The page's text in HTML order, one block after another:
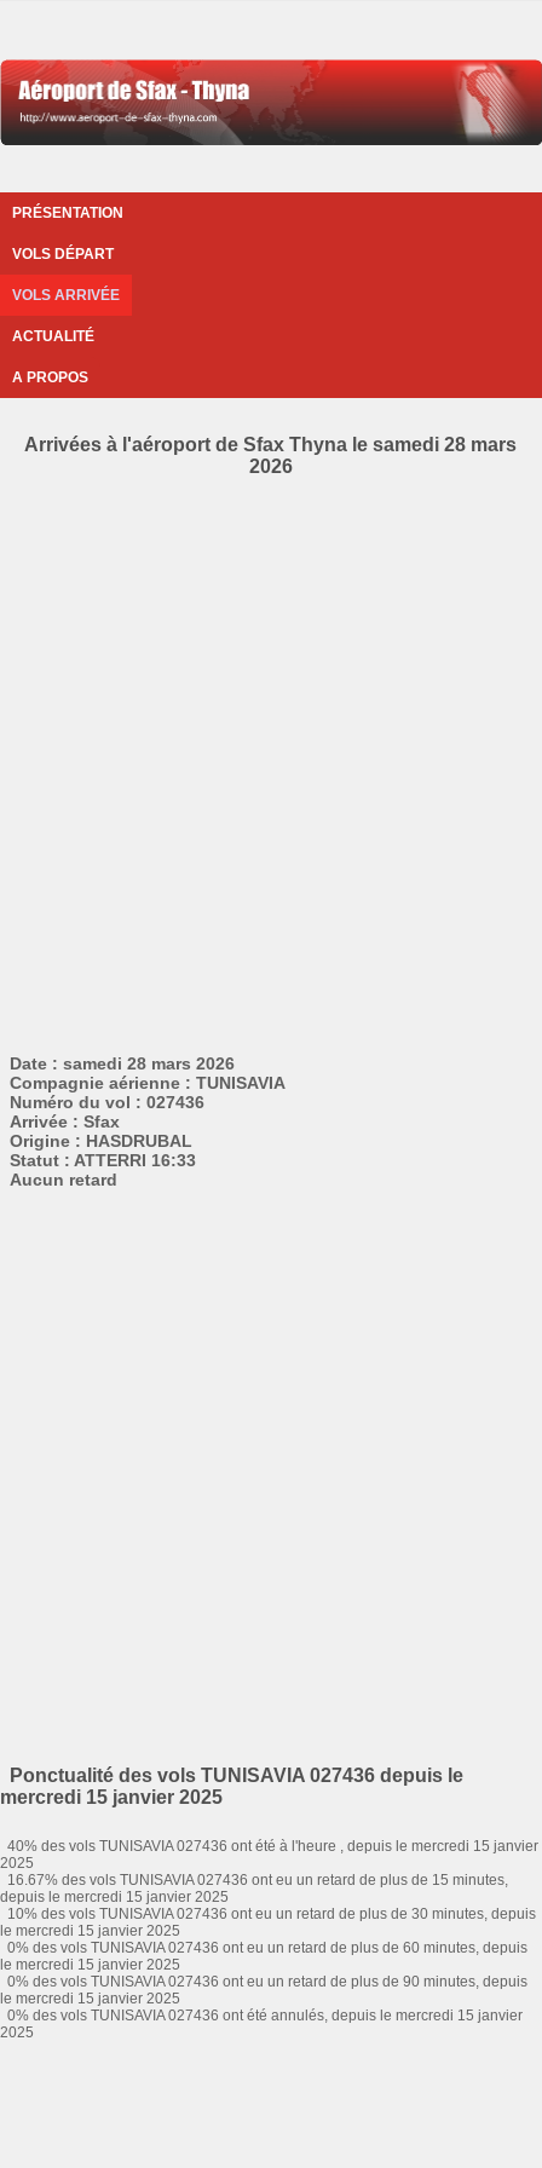
PRÉSENTATION
VOLS DÉPART
VOLS ARRIVÉE
ACTUALITÉ
A PROPOS
Arrivées à l'aéroport de Sfax Thyna le samedi 28 mars
2026
Date : samedi 28 mars 2026
Compagnie aérienne : TUNISAVIA
Numéro du vol : 027436
Arrivée : Sfax
Origine : HASDRUBAL
Statut : ATTERRI 16:33
Aucun retard
Ponctualité des vols TUNISAVIA 027436 depuis le
mercredi 15 janvier 2025
40% des vols TUNISAVIA 027436 ont été à l'heure , depuis le mercredi 15 janvier
2025
16.67% des vols TUNISAVIA 027436 ont eu un retard de plus de 15 minutes,
depuis le mercredi 15 janvier 2025
10% des vols TUNISAVIA 027436 ont eu un retard de plus de 30 minutes, depuis
le mercredi 15 janvier 2025
0% des vols TUNISAVIA 027436 ont eu un retard de plus de 60 minutes, depuis
le mercredi 15 janvier 2025
0% des vols TUNISAVIA 027436 ont eu un retard de plus de 90 minutes, depuis
le mercredi 15 janvier 2025
0% des vols TUNISAVIA 027436 ont été annulés, depuis le mercredi 15 janvier
2025